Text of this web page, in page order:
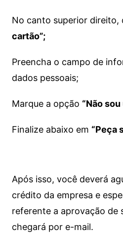
No canto superior direito,
cartão”;
Preencha o campo de
dados pessoais;
Marque a opção “Não
Finalize abaixo em “Peça
Após isso, você deverá
crédito da empresa e
referente a aprovação de
chegará por e-mail.